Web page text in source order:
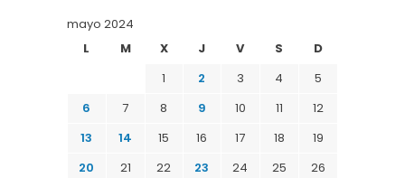
mayo 2024
L
M X J V S
D
1
2 3 4
5
6
7 8 9 10 11
12
13
14 15 16 17 18
19
20
21 22 23 24 25
26